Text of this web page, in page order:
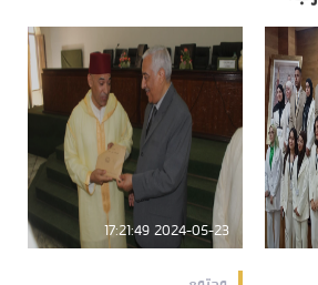
2024-05-23 17:21:49